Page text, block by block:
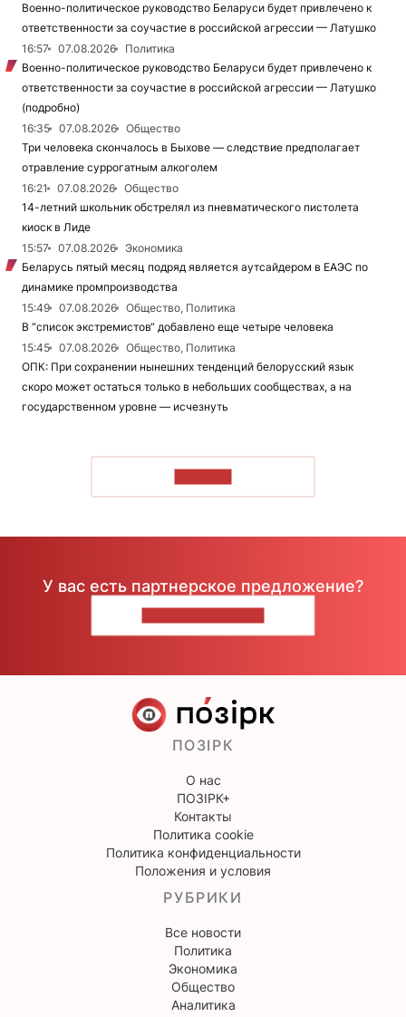
Военно-политическое руководство Беларуси будет привлечено к
ответственности за соучастие в российской агрессии — Латушко
16:57
07.08.2026
Политика
Военно-политическое руководство Беларуси будет привлечено к
ответственности за соучастие в российской агрессии — Латушко
(подробно)
16:35
07.08.2026
Общество
Три человека скончалось в Быхове — следствие предполагает
отравление суррогатным алкоголем
16:21
07.08.2026
Общество
14-летний школьник обстрелял из пневматического пистолета
киоск в Лиде
15:57
07.08.2026
Экономика
Беларусь пятый месяц подряд является аутсайдером в ЕАЭС по
динамике промпроизводства
15:49
07.08.2026
Общество, Политика
В “список экстремистов“ добавлено еще четыре человека
15:45
07.08.2026
Общество, Политика
ОПК: При сохранении нынешних тенденций белорусский язык
скоро может остаться только в небольших сообществах, а на
государственном уровне — исчезнуть
У вас есть партнерское предложение?
ПОЗІРК
О нас
ПОЗІРК+
Контакты
Политика cookie
Политика конфиденциальности
Положения и условия
РУБРИКИ
Все новости
Политика
Экономика
Общество
Аналитика